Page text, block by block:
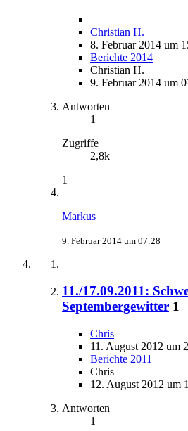
Christian H.
8. Februar 2014 um
Berichte 2014
Christian H.
9. Februar 2014 um
Antworten
1
Zugriffe
2,8k
1
Markus
9. Februar 2014 um 07:28
11./17.09.2011:
Septembergewitter 1
Chris
11. August 2012 um
Berichte 2011
Chris
12. August 2012 um
Antworten
1